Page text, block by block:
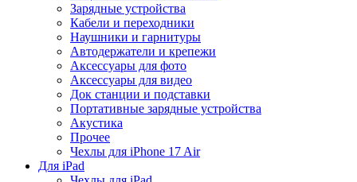
Зарядные устройства
Кабели и переходники
Наушники и гарнитуры
Автодержатели и крепежи
Аксессуары для фото
Аксессуары для видео
Док станции и подставки
Портативные зарядные устройства
Акустика
Прочее
Чехлы для iPhone 17 Air
Для iPad